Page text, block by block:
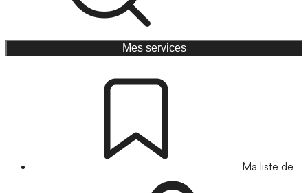
Mes services
Ma liste de